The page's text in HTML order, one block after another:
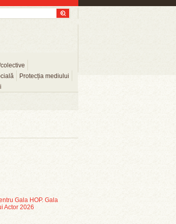
Protecția mediului